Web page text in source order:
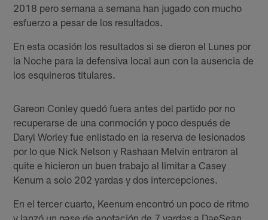
2018 pero semana a semana han jugado con mucho
esfuerzo a pesar de los resultados.
En esta ocasión los resultados si se dieron el Lunes por
la Noche para la defensiva local aun con la ausencia de
los esquineros titulares.
Gareon Conley quedó fuera antes del partido por no
recuperarse de una conmoción y poco después de
Daryl Worley fue enlistado en la reserva de lesionados
por lo que Nick Nelson y Rashaan Melvin entraron al
quite e hicieron un buen trabajo al limitar a Casey
Kenum a solo 202 yardas y dos intercepciones.
En el tercer cuarto, Keenum encontró un poco de ritmo
y lanzó un pase de anotación de 7 yardas a DaeSean